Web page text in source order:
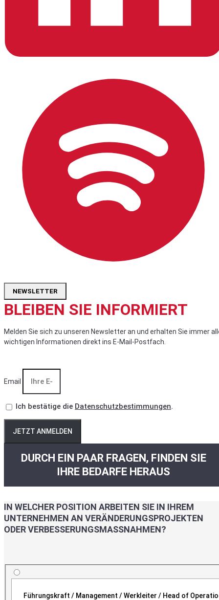
NEWSLETTER
BLEIBEN SIE INFORMIERT
Melden Sie sich zu unseren Newsletter an und erhalten Sie immer
wichtigen Informationen direkt ins E-Mail-Postfach.
Email
Ich bestätige die Datenschutzbestimmungen.
JETZT ANMELDEN
DURCH EIN PAAR FRAGEN, FINDEN SIE
IHRE BEDARFE HERAUS
IN WELCHER POSITION ARBEITEN SIE IN IHREM
UNTERNEHMEN AN VERÄNDERUNGSPROJEKTEN
ODER VERBESSERUNGSMASSNAHMEN?
Führungskraft / Management / Werkleiter / Head of